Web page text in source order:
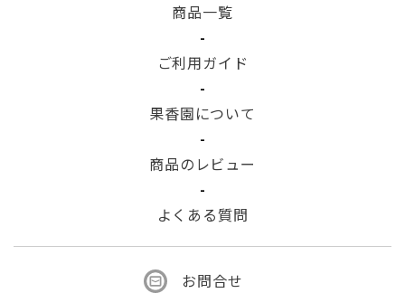
商品一覧
ご利用ガイド
果香園について
商品のレビュー
よくある質問
お問合せ